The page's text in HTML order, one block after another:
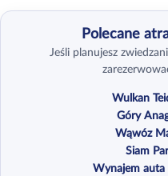
Polecane
Jeśli planujesz
Wulkan
Góry
Wąwóz
Siam
Wynajem auta